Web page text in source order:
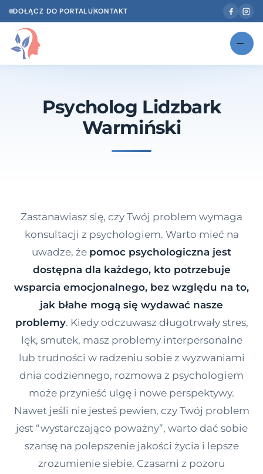
DOŁĄCZ DO PORTALUKONTAKT
NOWOŚĆ
Dawka wiedzy
Dla specjalistów
Kontakt
Dołącz do portalu
Psycholog Lidzbark
Warmiński
Zastanawiasz się, czy Twój problem wymaga
konsultacji z psychologiem. Warto mieć na
uwadze, że pomoc psychologiczna jest
dostępna dla każdego, kto potrzebuje
wsparcia emocjonalnego, bez względu na to,
jak błahe mogą się wydawać nasze
problemy. Kiedy odczuwasz długotrwały stres,
lęk, smutek, masz problemy interpersonalne
lub trudności w radzeniu sobie z wyzwaniami
dnia codziennego, rozmowa z psychologiem
może przynieść ulgę i nowe perspektywy.
Nawet jeśli nie jesteś pewien, czy Twój problem
jest “wystarczająco poważny”, warto dać sobie
szansę na polepszenie jakości życia i lepsze
zrozumienie siebie. Czasami z pozoru